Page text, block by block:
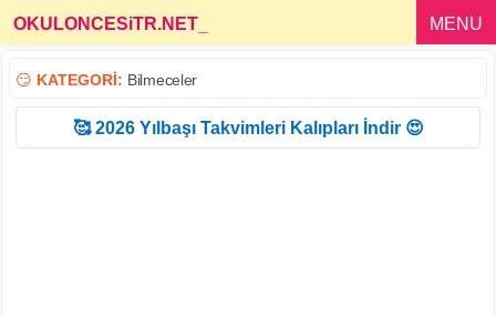
OKULONCESiTR.NET MENU
😏 KATEGORİ: Bilmeceler
🥰 2026 Yılbaşı Takvimleri Kalıpları İndir 😍